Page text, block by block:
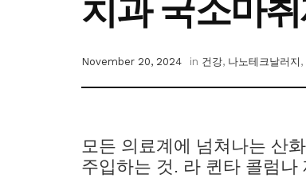
치과 국소마
November 20, 2024 in 건강, 나노테크날러지 ,
모든 의료계에 넘쳐나는 산
주입하는 것. 라 퀸타 콜럼나